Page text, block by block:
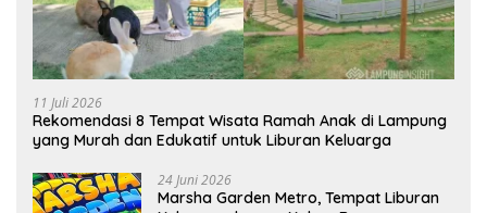
11 Juli 2026
Rekomendasi 8 Tempat Wisata Ramah Anak di Lampung
yang Murah dan Edukatif untuk Liburan Keluarga
24 Juni 2026
Marsha Garden Metro, Tempat Liburan